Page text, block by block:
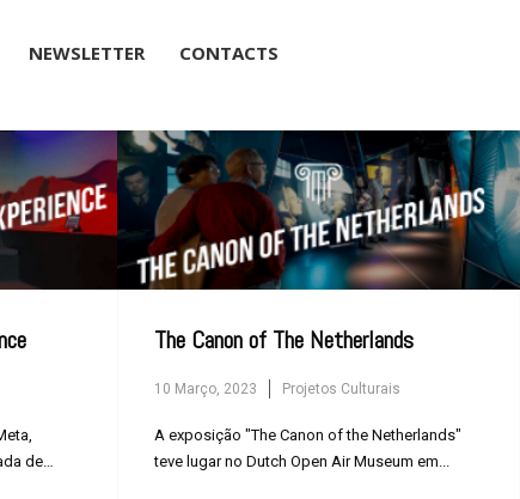
×
NEWSLETTER CONTACTS
de
The Canon of The Netherlands
10 Março, 2023 Projetos Culturais
A exposição "The Canon of the Netherlands"
teve lugar no Dutch Open Air Museum em...